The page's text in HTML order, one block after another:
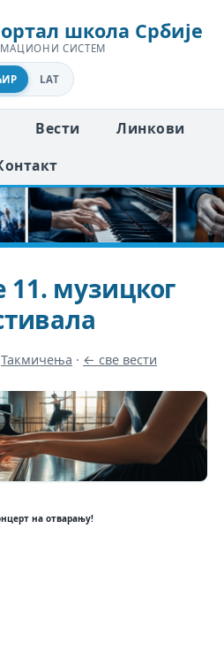
школа Србије
СИСТЕМ
LAT
Вести
Линкови
музицког
Такмичења · ← све вести
на отварању!